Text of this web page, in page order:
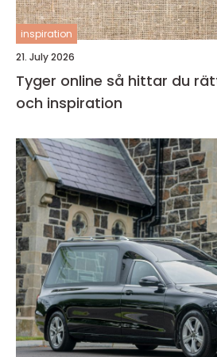
inspiration
21. July 2026
Tyger online så hittar du rätt kvalitet, pris
och inspiration